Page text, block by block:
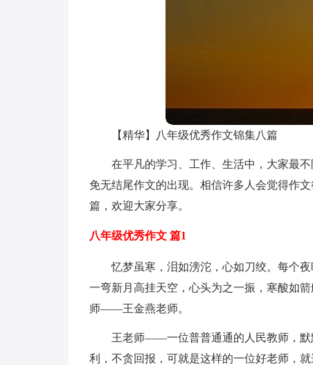
【精华】八年级优秀作文锦集八篇
在平凡的学习、工作、生活中，大家最
免无结尾作文的出现。相信许多人会觉得作
篇，欢迎大家分享。
八年级优秀作文 篇1
忆梦虽寒，泪如滂沱，心如刀绞。每个
一弯新月高挂天空，心头为之一振，寒酸如
师——王金燕老师。
王老师——一位普普通通的人民教师，默
利，不贪回报，可就是这样的一位好老师，